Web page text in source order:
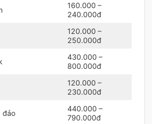
160.000 –
240.000đ
120.000 –
250.000đ
430.000 –
800.000đ
120.000 –
230.000đ
đảo
440.000 –
790.000đ